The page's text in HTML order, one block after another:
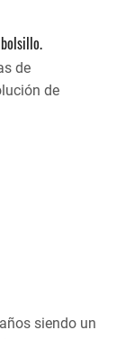
de
de
siendo un